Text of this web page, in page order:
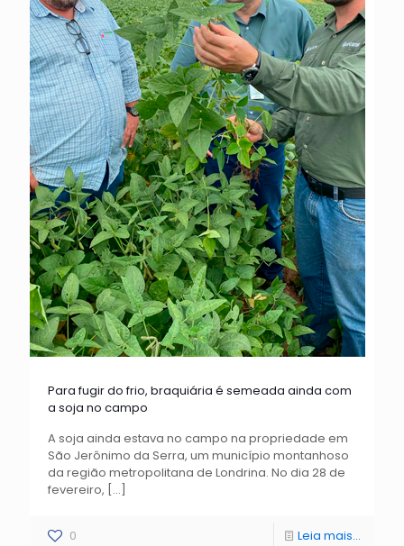
Para fugir do frio, braquiária é semeada ainda com
a soja no campo
A soja ainda estava no campo na propriedade em
São Jerônimo da Serra, um município montanhoso
da região metropolitana de Londrina. No dia 28 de
fevereiro, […]
0 Leia mais...